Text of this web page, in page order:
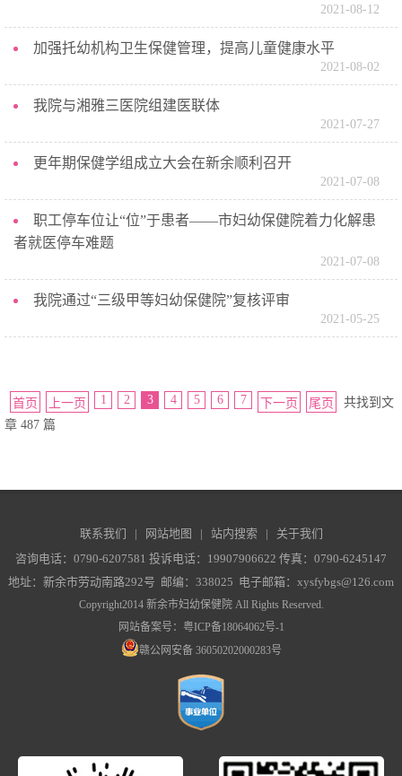
2021-08-12
加强托幼机构卫生保健管理，提高儿童健康水平
2021-08-02
我院与湘雅三医院组建医联体
2021-07-27
更年期保健学组成立大会在新余顺利召开
2021-07-08
职工停车位让“位”于患者——市妇幼保健院着力化解患
者就医停车难题
2021-07-08
我院通过“三级甲等妇幼保健院”复核评审
2021-05-25
首页 上一页 1 2 3 4 5 6 7 下一页 尾页
共找到文
章 487 篇
联系我们 | 网站地图 | 站内搜索 | 关于我们
咨询电话：0790-6207581 投诉电话：19907906622 传真：0790-6245147
地址：新余市劳动南路292号 邮编：338025 电子邮箱：xysfybgs@126.com
Copyright2014 新余市妇幼保健院 All Rights Reserved.
网站备案号： 粤ICP备18064062号-1
赣公网安备 36050202000283号